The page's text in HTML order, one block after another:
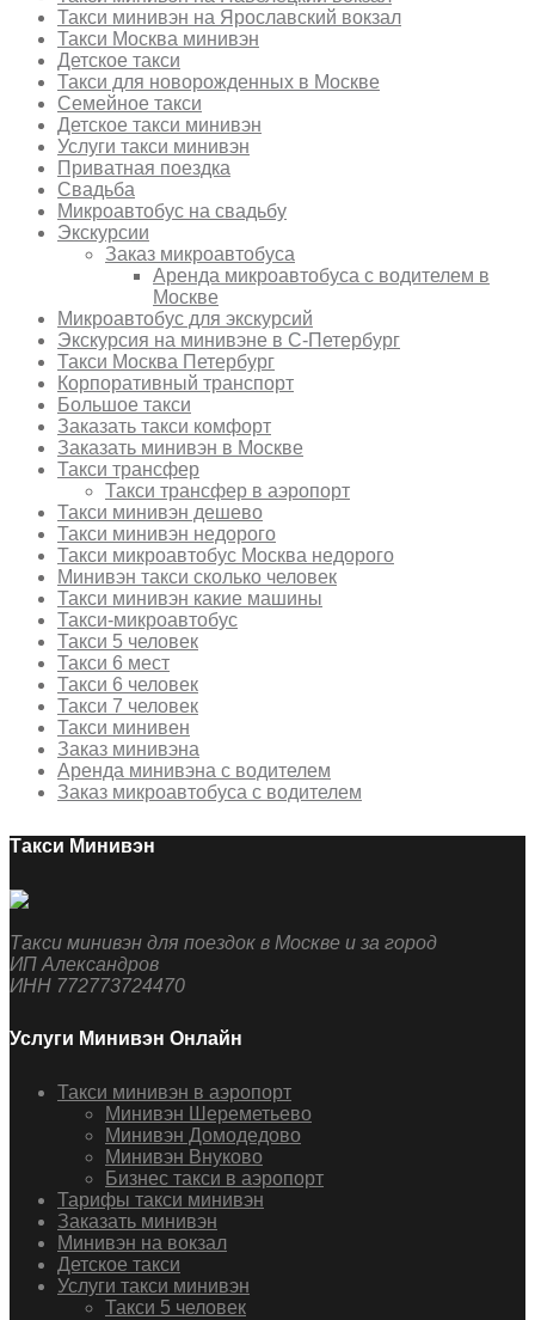
Такси минивэн на Ярославский вокзал
Такси Москва минивэн
Детское такси
Такси для новорожденных в Москве
Семейное такси
Детское такси минивэн
Услуги такси минивэн
Приватная поездка
Свадьба
Микроавтобус на свадьбу
Экскурсии
Заказ микроавтобуса
Аренда микроавтобуса с водителем в
Москве
Микроавтобус для экскурсий
Экскурсия на минивэне в С-Петербург
Такси Москва Петербург
Корпоративный транспорт
Большое такси
Заказать такси комфорт
Заказать минивэн в Москве
Такси трансфер
Такси трансфер в аэропорт
Такси минивэн дешево
Такси минивэн недорого
Такси микроавтобус Москва недорого
Минивэн такси сколько человек
Такси минивэн какие машины
Такси-микроавтобус
Такси 5 человек
Такси 6 мест
Такси 6 человек
Такси 7 человек
Такси минивен
Заказ минивэна
Аренда минивэна с водителем
Заказ микроавтобуса с водителем
Такси Минивэн
Такси минивэн для поездок в Москве и за город
ИП Александров
ИНН 772773724470
Услуги Минивэн Онлайн
Такси минивэн в аэропорт
Минивэн Шереметьево
Минивэн Домодедово
Минивэн Внуково
Бизнес такси в аэропорт
Тарифы такси минивэн
Заказать минивэн
Минивэн на вокзал
Детское такси
Услуги такси минивэн
Такси 5 человек